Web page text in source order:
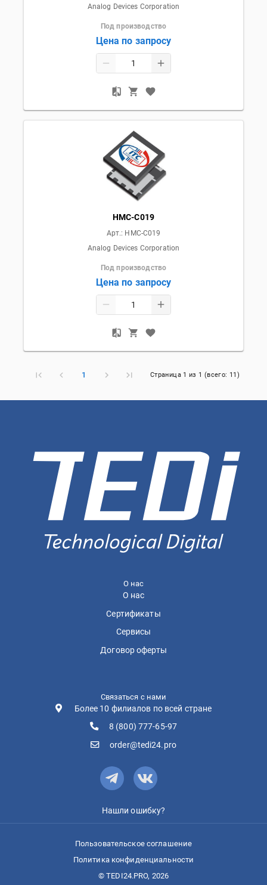
Analog Devices Corporation
Под производство
Цена по запросу
HMC-C019
Арт.: HMC-C019
Analog Devices Corporation
Под производство
Цена по запросу
1 Страница 1 из 1 (всего: 11 )
О нас
О нас
Сертификаты
Сервисы
Договор оферты
Связаться с нами
Более 10 филиалов по всей стране
8 (800) 777-65-97
order@tedi24.pro
Нашли ошибку?
Пользовательское соглашение
Политика конфиденциальности
© TEDI24.PRO, 2026